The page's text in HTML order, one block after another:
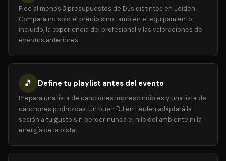
Pide al menos 3 presupuestos de DJs distintos en Leiden.
Compara no solo el precio sino también el equipamiento
incluido, la experiencia del profesional y las valoraciones de
eventos anteriores.
🎵 Define tu playlist antes del evento
Prepara una lista de canciones imprescindibles y una lista de
canciones prohibidas. Un buen DJ en Leiden adaptará la
sesión a tu gusto sin perder nunca el hilo del ambiente ni la
energía de la pista.